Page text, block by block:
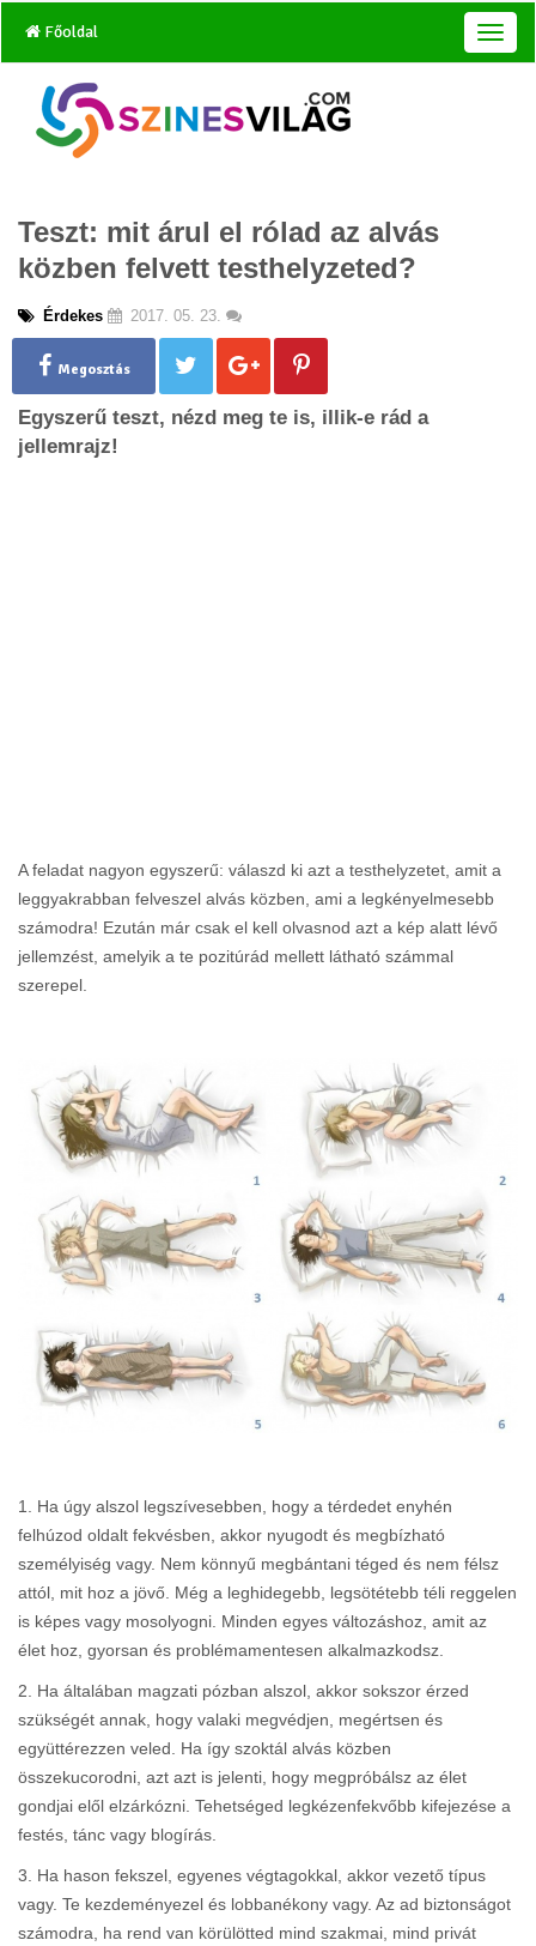
Főoldal
T
o
Teszt: mit árul el rólad az alvás
közben felvett testhelyzeted?
Érdekes 2017. 05. 23.
Megosztás
Egyszerű teszt, nézd meg te is, illik-e rád a
jellemrajz!
A feladat nagyon egyszerű: válaszd ki azt a testhelyzetet, amit a
leggyakrabban felveszel alvás közben, ami a legkényelmesebb
számodra! Ezután már csak el kell olvasnod azt a kép alatt lévő
jellemzést, amelyik a te pozitúrád mellett látható számmal
szerepel.
1. Ha úgy alszol legszívesebben, hogy a térdedet enyhén
felhúzod oldalt fekvésben, akkor nyugodt és megbízható
személyiség vagy. Nem könnyű megbántani téged és nem félsz
attól, mit hoz a jövő. Még a leghidegebb, legsötétebb téli reggelen
is képes vagy mosolyogni. Minden egyes változáshoz, amit az
élet hoz, gyorsan és problémamentesen alkalmazkodsz.
2. Ha általában magzati pózban alszol, akkor sokszor érzed
szükségét annak, hogy valaki megvédjen, megértsen és
együttérezzen veled. Ha így szoktál alvás közben
összekucorodni, azt azt is jelenti, hogy megpróbálsz az élet
gondjai elől elzárkózni. Tehetséged legkézenfekvőbb kifejezése a
festés, tánc vagy blogírás.
3. Ha hason fekszel, egyenes végtagokkal, akkor vezető típus
vagy. Te kezdeményezel és lobbanékony vagy. Az ad biztonságot
számodra, ha rend van körülötted mind szakmai, mind privát